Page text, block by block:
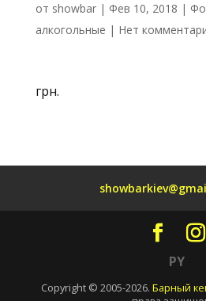
от showbar| Фев 10, 2018 |
алкогольные | Нет
грн.
PY
Copyright © 2005-2026.Барный